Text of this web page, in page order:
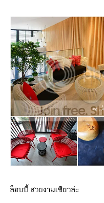
ล็อบบี้ สวยงามเชียวล่ะ